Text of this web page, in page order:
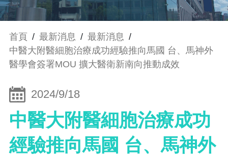
首頁 / 最新消息 / 最新消息 /
中醫大附醫細胞治療成功經驗推向馬國 台、馬神外
醫學會簽署MOU 擴大醫衛新南向推動成效
2024/9/18
中醫大附醫細胞治療成功
經驗推向馬國 台、馬神外